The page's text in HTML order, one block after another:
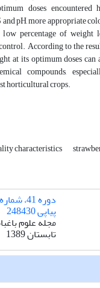
doses encountered
pH, more appropriate
low percentage of
According to the
at its optimum doses can
compounds,
horticultural crops.
characteristics
پیاپی 248430
مجله علوم
تابستان 1389